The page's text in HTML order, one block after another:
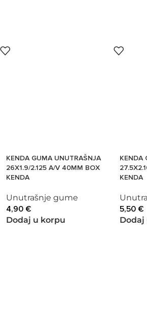
KENDA GUMA UNUTRAŠNJA
26X1.9/2.125 A/V 40MM BOX
KENDA
Unutrašnje gume
4,90 €
Dodaj u korpu
KENDA
KENDA
5,50 €
Dodaj